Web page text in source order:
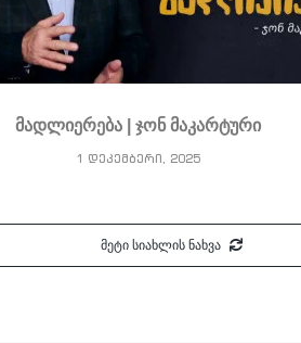
მადლიერება | ჯონ მაკარტური
1 დეკემბერი, 2025
მეტი სიახლის ნახვა